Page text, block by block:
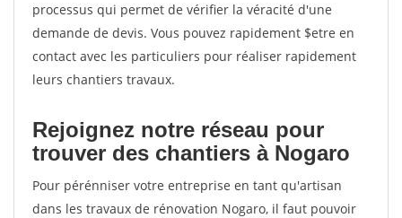
processus qui permet de vérifier la véracité d'une
demande de devis. Vous pouvez rapidement $etre en
contact avec les particuliers pour réaliser rapidement
leurs chantiers travaux.
Rejoignez notre réseau pour
trouver des chantiers à Nogaro
Pour pérénniser votre entreprise en tant qu'artisan
dans les travaux de rénovation Nogaro, il faut pouvoir